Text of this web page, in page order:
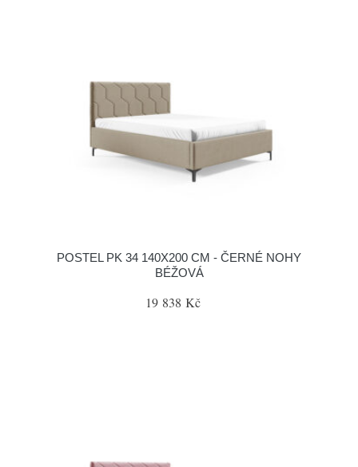
POSTEL PK 34 140X200 CM - ČERNÉ NOHY
BÉŽOVÁ
19 838 Kč